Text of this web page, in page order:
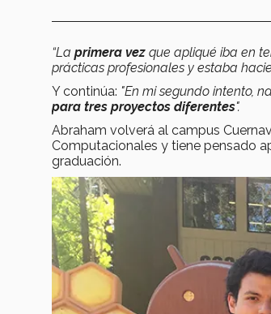
“La primera vez que apliqué iba en
prácticas profesionales y estaba
Y continúa: "En mi segundo intento,
para tres proyectos diferentes".
Abraham volverá al campus
Computacionales y tiene pensado
graduación.